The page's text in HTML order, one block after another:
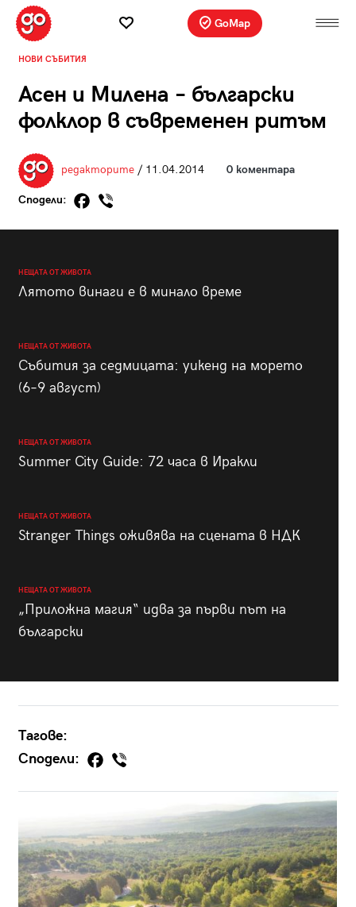
GoMap
НОВИ СЪБИТИЯ
Асен и Милена – български
фолклор в съвременен ритъм
редакторите/ 11.04.2014 0 коментара
Сподели:
НЕЩАТА ОТ ЖИВОТА
Лятото винаги е в минало време
НЕЩАТА ОТ ЖИВОТА
Събития за седмицата: уикенд на морето
(6–9 август)
НЕЩАТА ОТ ЖИВОТА
Summer City Guide: 72 часа в Иракли
НЕЩАТА ОТ ЖИВОТА
Stranger Things оживява на сцената в НДК
НЕЩАТА ОТ ЖИВОТА
„Приложна магия“ идва за първи път на
български
Тагове:
Сподели: